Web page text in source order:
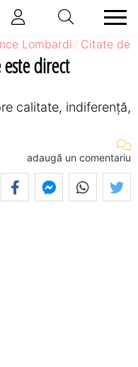
Lombardi Citate de
direct
calitate, indiferență,
adaugă un comentariu